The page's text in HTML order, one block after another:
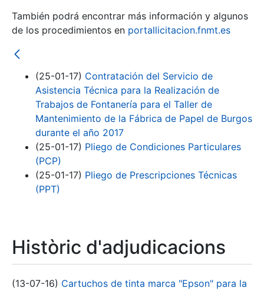
También podrá encontrar más información y algunos
de los procedimientos en portallicitacion.fnmt.es
(25-01-17) Contratación del Servicio de
Asistencia Técnica para la Realización de
Trabajos de Fontanería para el Taller de
Mantenimiento de la Fábrica de Papel de Burgos
durante el año 2017
(25-01-17) Pliego de Condiciones Particulares
(PCP)
(25-01-17) Pliego de Prescripciones Técnicas
(PPT)
Històric d'adjudicacions
(13-07-16) Cartuchos de tinta marca "Epson" para la